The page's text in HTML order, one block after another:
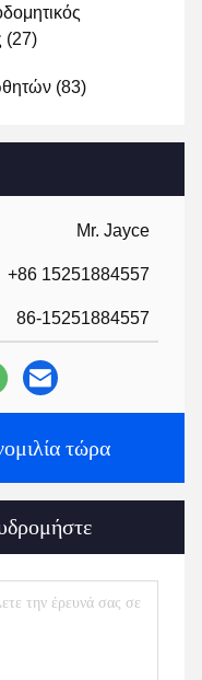
(27)
(83)
Mr. Jayce
+86 15251884557
86-15251884557
τώρα